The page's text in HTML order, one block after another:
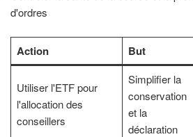
d'ordres
Action But
Utiliser l'ETF pour
l'allocation des
conseillers
Simplifier la
conservation
et la
déclaration